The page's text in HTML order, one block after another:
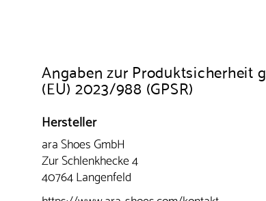
Angaben zur Produktsicherheit
(EU) 2023/988 (GPSR)
Hersteller
ara Shoes GmbH
Zur Schlenkhecke 4
40764 Langenfeld